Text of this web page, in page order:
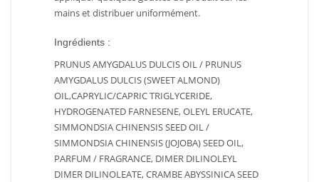
mains et distribuer uniformément.
Ingrédients :
PRUNUS AMYGDALUS DULCIS OIL / PRUNUS
AMYGDALUS DULCIS (SWEET ALMOND)
OIL,CAPRYLIC/CAPRIC TRIGLYCERIDE,
HYDROGENATED FARNESENE, OLEYL ERUCATE,
SIMMONDSIA CHINENSIS SEED OIL /
SIMMONDSIA CHINENSIS (JOJOBA) SEED OIL,
PARFUM / FRAGRANCE, DIMER DILINOLEYL
DIMER DILINOLEATE, CRAMBE ABYSSINICA SEED